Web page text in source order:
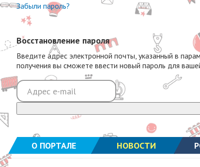
Забыли пароль?
Восстановление пароля
Введите адрес электронной почты, указанный в
получения вы сможете ввести новый пароль для
О ПОРТАЛЕ НОВОСТИ